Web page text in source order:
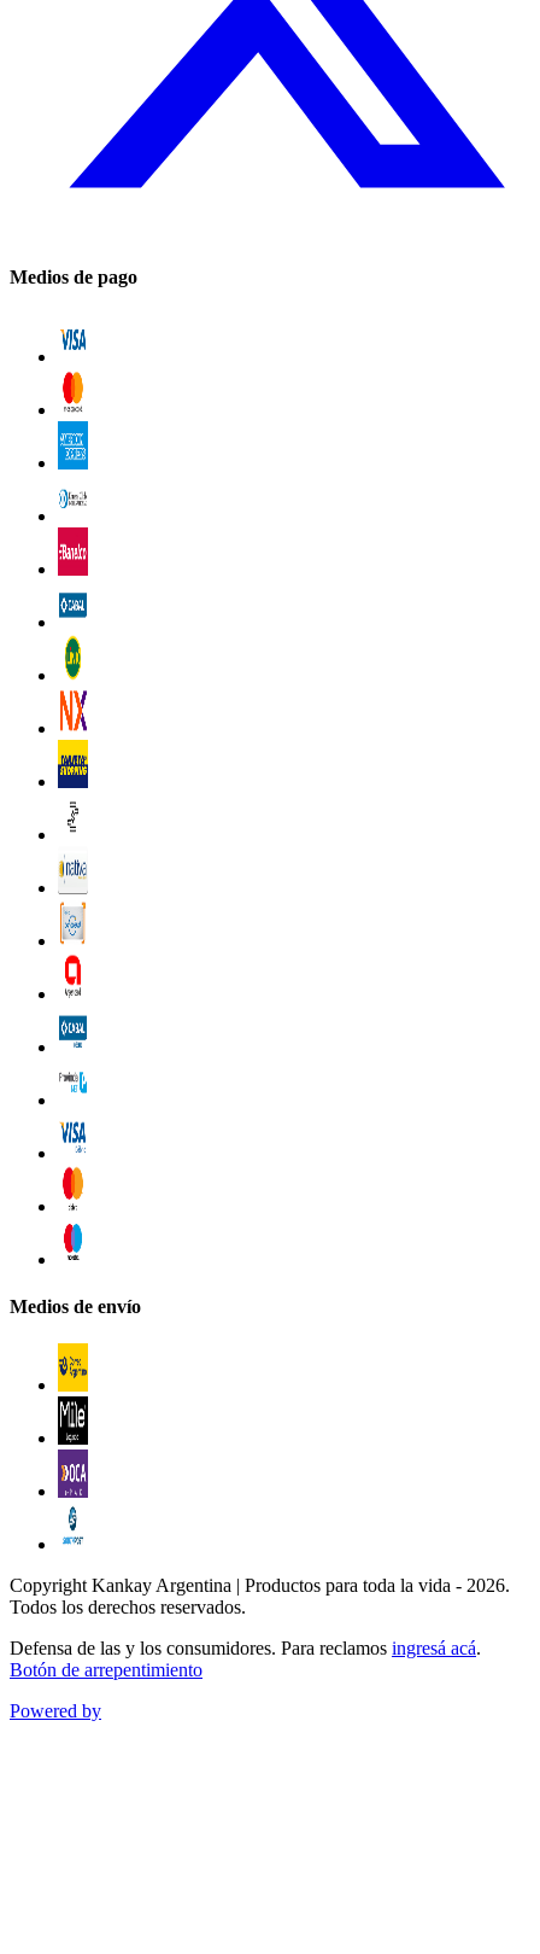
Medios de pago
Medios de envío
Copyright Kankay Argentina | Productos para toda la vida - 2026.
Todos los derechos reservados.
Defensa de las y los consumidores. Para reclamos ingresá acá.
Botón de arrepentimiento
Powered by